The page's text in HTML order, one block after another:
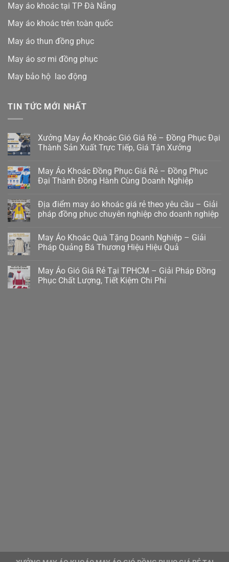
May áo khoác tại TP Đà Nẵng
May áo khoác trên toàn quốc
May áo thun đồng phục
May áo sơ mi đồng phục
May bảo hộ lao động
TIN TỨC MỚI NHẤT
Xưởng May Áo Khoác Gió Giá Rẻ – Đồng Phục Đại
Thành Sản Xuất Trực Tiếp, Giá Tận Xưởng
May Áo Khoác Đồng Phục Giá Rẻ – Đồng Phục
Đại Thành Đồng Hành Cùng Doanh Nghiệp
Địa điểm may áo khoác giá rẻ theo yêu cầu – Giải
pháp đồng phục chuyên nghiệp cho doanh nghiệp
May Áo Khoác Quà Tặng Doanh Nghiệp – Giải
Pháp Quảng Bá Thương Hiệu Hiệu Quả
May Áo Gió Giá Rẻ Tại TPHCM – Giải Pháp Đồng
Phục Chất Lượng, Tiết Kiệm Chi Phí